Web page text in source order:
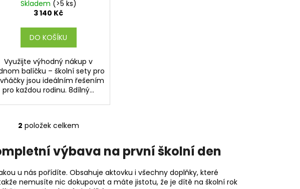
Skladem (>5 ks)
3 140 Kč
DO KOŠÍKU
Využijte výhodný nákup v
balíčku – školní sety pro
jsou ideálním řešením
pro každou rodinu. 8dílný...
O
v
l
d
a
2 položek celkem
výbava na první školní den
u nás pořídíte. Obsahuje aktovku i všechny doplňky, které
nemusíte nic dokupovat a máte jistotu, že je dítě na školní rok